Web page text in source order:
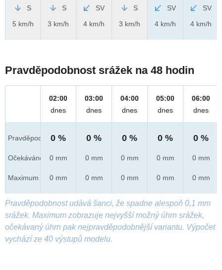
S
5 km/h
S
3 km/h
SV
4 km/h
S
3 km/h
SV
4 km/h
SV
4 km/h
Pravděpodobnost srážek na 48 hodin
Pravděpod.
Očekáváno
Maximum
02:00
dnes
0 %
0 mm
0 mm
03:00
dnes
0 %
0 mm
0 mm
04:00
dnes
0 %
0 mm
0 mm
05:00
dnes
0 %
0 mm
0 mm
06:00
dnes
0 %
0 mm
0 mm
Pravděpodobnost udává šanci, že spadne alespoň 0,1 mm
srážek. Maximum zobrazuje nejvyšší možný úhrn srážek,
očekávaný úhrn pak nejpravděpodobnější variantu. Výpočet
vychází ze 40 výstupů modelu.